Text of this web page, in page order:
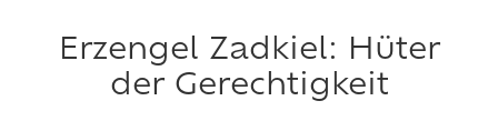
Erzengel Zadkiel: Hüter
der Gerechtigkeit